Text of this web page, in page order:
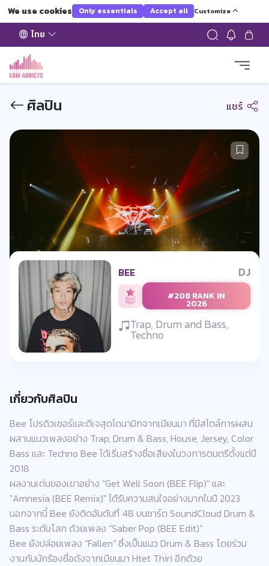
We use cookies Only essentials Accept all Customize
ไทย
ศิลปิน แชร์
BEE DJ
#208 RANK IN
2026
Trap, Drum and Bass,
Techno
เกี่ยวกับศิลปิน
Bee โปรดิวเซอร์และดีเจสุดไดนามิกจากเมียนมา ที่มีสไตล์การผสม
ผสานแนวเพลงอย่าง Trap, Drum & Bass, House, Jersey, Color
Bass และ Techno Bee ได้เริ่มสร้างชื่อเสียงในวงการดนตรีตั้งแต่ปี
2018
ผลงานเด่นของเขาอย่าง "Get Well Soon (BEE Flip)" และ
"Amnesia (BEE Remix)" ได้รับความสนใจอย่างมากในปี 2023
นอกจากนี้ Bee ยังติดอันดับที่ 48 บนชาร์ต SoundCloud Drum &
Bass ระดับโลก ด้วยเพลง "Saber Pop (BEE Edit)"
Bee ยังปล่อยเพลง "Fallen" ซึ่งเป็นแนว Drum & Bass โดยร่วม
งานกับนักร้องชื่อดังจากเมียนมา Htet Thiri อีกด้วย